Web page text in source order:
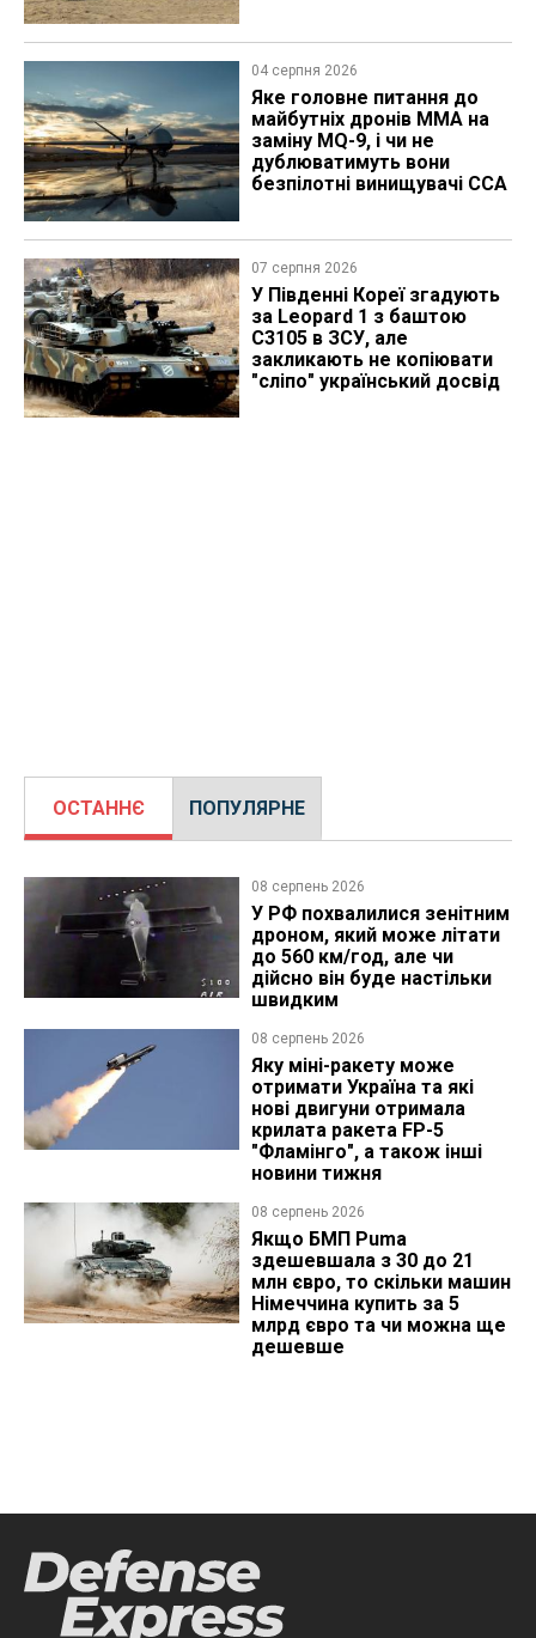
04 серпня 2026
Яке головне питання до
майбутніх дронів MMA на
заміну MQ-9, і чи не
дублюватимуть вони
безпілотні винищувачі CCA
07 серпня 2026
У Південні Кореї згадують
за Leopard 1 з баштою
C3105 в ЗСУ, але
закликають не копіювати
"сліпо" український досвід
ОСТАННЄ ПОПУЛЯРНЕ
08 серпень 2026
У РФ похвалилися зенітним
дроном, який може літати
до 560 км/год, але чи
дійсно він буде настільки
швидким
08 серпень 2026
Яку міні-ракету може
отримати Україна та які
нові двигуни отримала
крилата ракета FP-5
"Фламінго", а також інші
новини тижня
08 серпень 2026
Якщо БМП Puma
здешевшала з 30 до 21
млн євро, то скільки машин
Німеччина купить за 5
млрд євро та чи можна ще
дешевше